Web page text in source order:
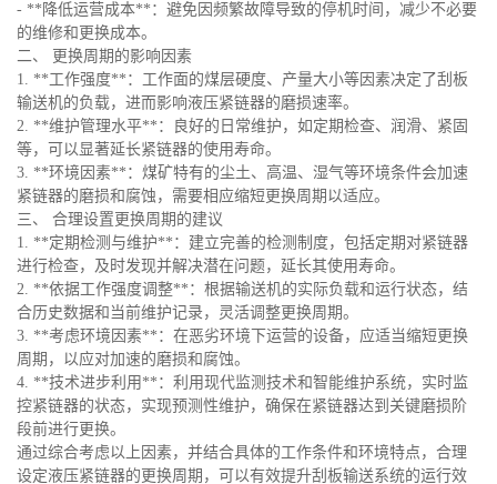
- **降低运营成本**：避免因频繁故障导致的停机时间，减少不必要
的维修和更换成本。
二、 更换周期的影响因素
1. **工作强度**：工作面的煤层硬度、产量大小等因素决定了刮板
输送机的负载，进而影响液压紧链器的磨损速率。
2. **维护管理水平**：良好的日常维护，如定期检查、润滑、紧固
等，可以显著延长紧链器的使用寿命。
3. **环境因素**：煤矿特有的尘土、高温、湿气等环境条件会加速
紧链器的磨损和腐蚀，需要相应缩短更换周期以适应。
三、 合理设置更换周期的建议
1. **定期检测与维护**：建立完善的检测制度，包括定期对紧链器
进行检查，及时发现并解决潜在问题，延长其使用寿命。
2. **依据工作强度调整**：根据输送机的实际负载和运行状态，结
合历史数据和当前维护记录，灵活调整更换周期。
3. **考虑环境因素**：在恶劣环境下运营的设备，应适当缩短更换
周期，以应对加速的磨损和腐蚀。
4. **技术进步利用**：利用现代监测技术和智能维护系统，实时监
控紧链器的状态，实现预测性维护，确保在紧链器达到关键磨损阶
段前进行更换。
通过综合考虑以上因素，并结合具体的工作条件和环境特点，合理
设定液压紧链器的更换周期，可以有效提升刮板输送系统的运行效